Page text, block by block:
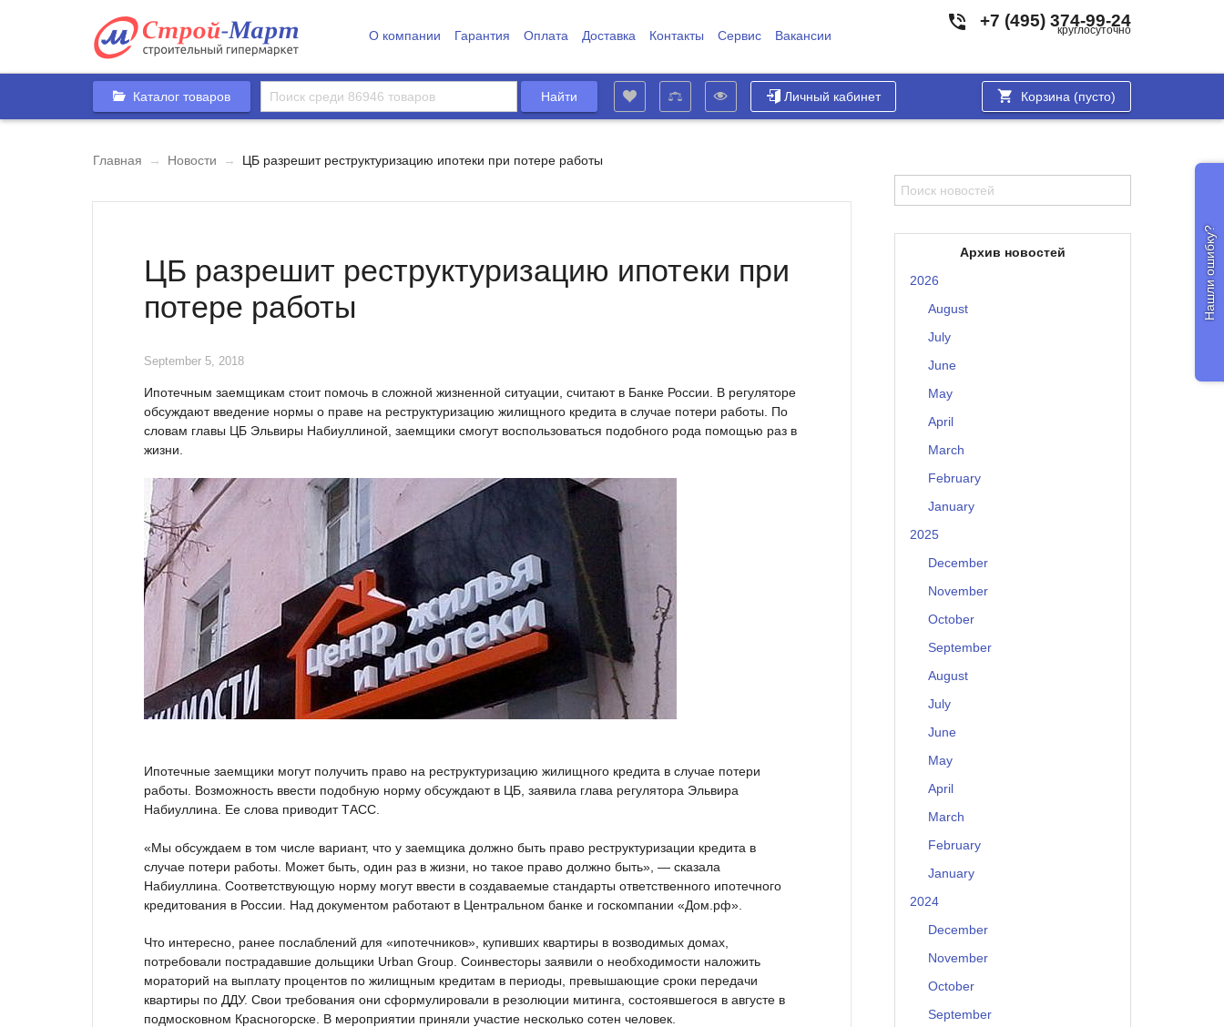
О компании Гарантия Оплата Доставка Контакты Сервис Вакансии
+7 (495) 374-99-24
круглосуточно
Каталог товаров Личный кабинет Корзина (пусто)
Главная → Новости → ЦБ разрешит реструктуризацию ипотеки при потере работы
ЦБ разрешит реструктуризацию ипотеки при
потере работы
September 5, 2018
Ипотечным заемщикам стоит помочь в сложной жизненной ситуации, считают в Банке России. В регуляторе
обсуждают введение нормы о праве на реструктуризацию жилищного кредита в случае потери работы. По
словам главы ЦБ Эльвиры Набиуллиной, заемщики смогут воспользоваться подобного рода помощью раз в
жизни.
Ипотечные заемщики могут получить право на реструктуризацию жилищного кредита в случае потери
работы. Возможность ввести подобную норму обсуждают в ЦБ, заявила глава регулятора Эльвира
Набиуллина. Ее слова приводит ТАСС.
«Мы обсуждаем в том числе вариант, что у заемщика должно быть право реструктуризации кредита в
случае потери работы. Может быть, один раз в жизни, но такое право должно быть», — сказала
Набиуллина. Соответствующую норму могут ввести в создаваемые стандарты ответственного ипотечного
кредитования в России. Над документом работают в Центральном банке и госкомпании «Дом.рф».
Что интересно, ранее послаблений для «ипотечников», купивших квартиры в возводимых домах,
потребовали пострадавшие дольщики Urban Group. Соинвесторы заявили о необходимости наложить
мораторий на выплату процентов по жилищным кредитам в периоды, превышающие сроки передачи
квартиры по ДДУ. Свои требования они сформулировали в резолюции митинга, состоявшегося в августе в
подмосковном Красногорске. В мероприятии приняли участие несколько сотен человек.
Архив новостей
2026
August
July
June
May
April
March
February
January
2025
December
November
October
September
August
July
June
May
April
March
February
January
2024
December
November
October
September
Нашли ошибку?